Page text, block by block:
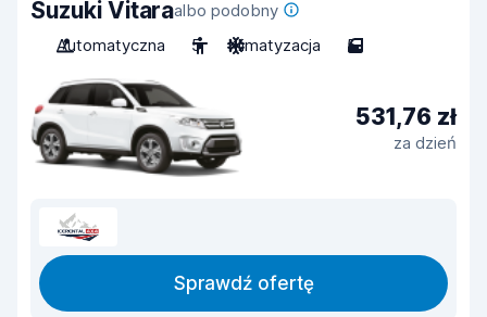
Suzuki Vitaraalbo podobny
Automatyczna
5 Klimatyzacja 5
531,76 zł
za dzień
Sprawdź ofertę